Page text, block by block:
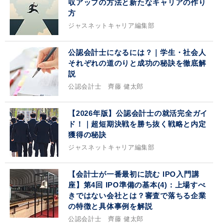
収アップの方法と新たなキャリアの作り
方
ジャスネットキャリア編集部
公認会計士になるには？｜学生・社会人
それぞれの道のりと成功の秘訣を徹底解
説
公認会計士 齊藤 健太郎
【2026年版】公認会計士の就活完全ガイ
ド！｜超短期決戦を勝ち抜く戦略と内定
獲得の秘訣
ジャスネットキャリア編集部
【会計士が一番最初に読む IPO入門講
座】第4回 IPO準備の基本(4)：上場すべ
きではない会社とは？審査で落ちる企業
の特徴と具体事例を解説
公認会計士 齊藤 健太郎